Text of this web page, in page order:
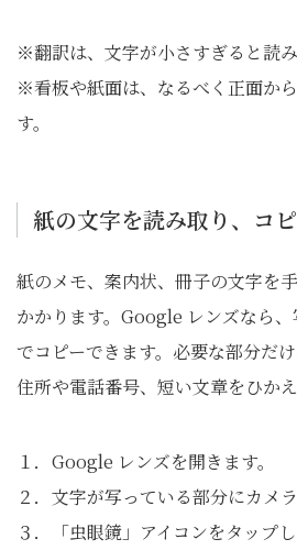
※翻訳は、文字が小さすぎると読み
※看板や紙面は、なるべく正面か
す。
紙の文字を読み取り、コ
紙のメモ、案内状、冊子の文字を
かかります。Google レンズなら
でコピーできます。必要な部分だ
住所や電話番号、短い文章をひか
１．Google レンズを開きます。
２．文字が写っている部分にカメラ
３．「虫眼鏡」アイコンをタップし